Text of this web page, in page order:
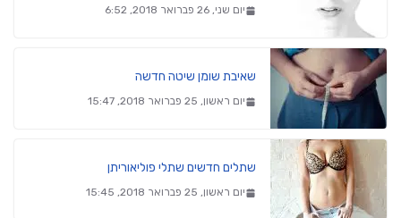
יום שני, 26 פברואר 2018, 6:52
שאיבת שומן שיטה חדשה
יום ראשון, 25 פברואר 2018, 15:47
שתלים חדשים שתלי פוליאוריתן
יום ראשון, 25 פברואר 2018, 15:45